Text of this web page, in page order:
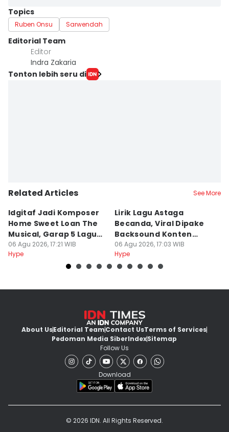
Topics
Ruben Onsu Sarwendah
Editorial Team
Editor
Indra Zakaria
Tonton lebih seru di
Related Articles See More
Idgitaf Jadi Komposer
Home Sweet Loan The
Musical, Garap 5 Lagu
Baru
06 Agu 2026, 17:21 WIB
Hype
Lirik Lagu Astaga
Becanda, Viral Dipake
Backsound Konten
TikTok
06 Agu 2026, 17:03 WIB
Hype
About UsEditorial TeamContact UsTerms of Services
Pedoman Media SiberIndexSitemap
Follow Us
Download
© 2026 IDN. All Rights Reserved.